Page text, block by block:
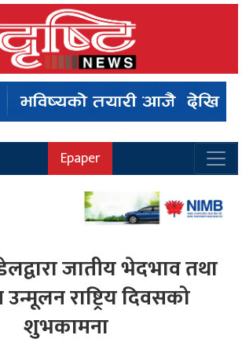
Epaper
जातीय भेदभाव तथा
राष्ट्रिय दिवसको
शुभकामना